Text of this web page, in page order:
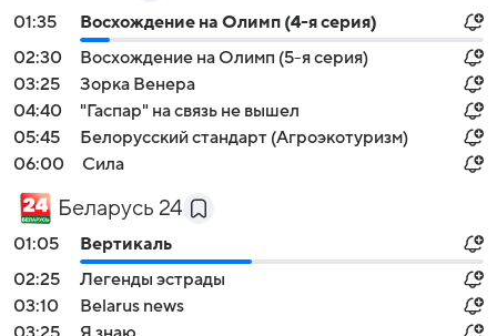
01:35
Восхождение на Олимп (4-я серия)
02:30
Восхождение на Олимп (5-я серия)
03:25
Зорка Венера
04:40
"Гаспар" на связь не вышел
05:45
Белорусский стандарт (Агроэкотуризм)
06:00
Сила
Беларусь 24
01:05
Вертикаль
02:25
Легенды эстрады
03:10
Belarus news